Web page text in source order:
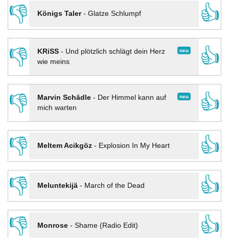
👎
Königs Taler- Glatze Schlumpf
👍
👎
neu
KRiSS- Und plötzlich schlägt dein Herz
wie meins
👍
👎 neu
Marvin Schädle- Der Himmel kann auf
mich warten
👍
👎
Meltem Acikgöz- Explosion In My Heart
👍
👎
Meluntekijä- March of the Dead
👍
👎
Monrose- Shame (Radio Edit)
👍